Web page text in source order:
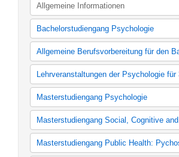
Allgemeine Informationen
Bachelorstudiengang Psychologie
Psychologie (Studienordnung bis 2010)
Psychologie (Studienordnung bis 2012)
Psychologie
Allgemeine Berufsvorbereitung für den
ABV Psychologie (nach alter
ABV Psychologie
Lehrveranstaltungen der Psychologie
30-LP Modulangebot Psychologie
30-LP Modulangebot Psychologie
Affiner Bereich (nach alter
Affiner Bereich
Masterstudiengang Psychologie
MSc Psychologie - Arbeits-,
Sozial-, Organisations- und
MSc Psychologie - Klinische
Klinische Psychologie und
Masterstudiengang Social, Cognitive
Master Social, Cognitive and
Master Social, Cognitive and Affective
Masterstudiengang Public Health: